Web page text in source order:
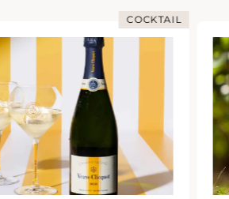
IMMERSIONE NELLO CHAMPAGNE